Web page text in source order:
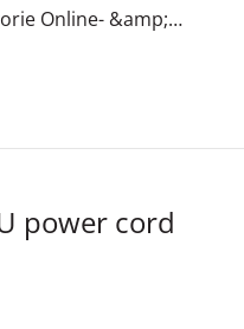
Firewall,
108 Security Appliance EU power cord